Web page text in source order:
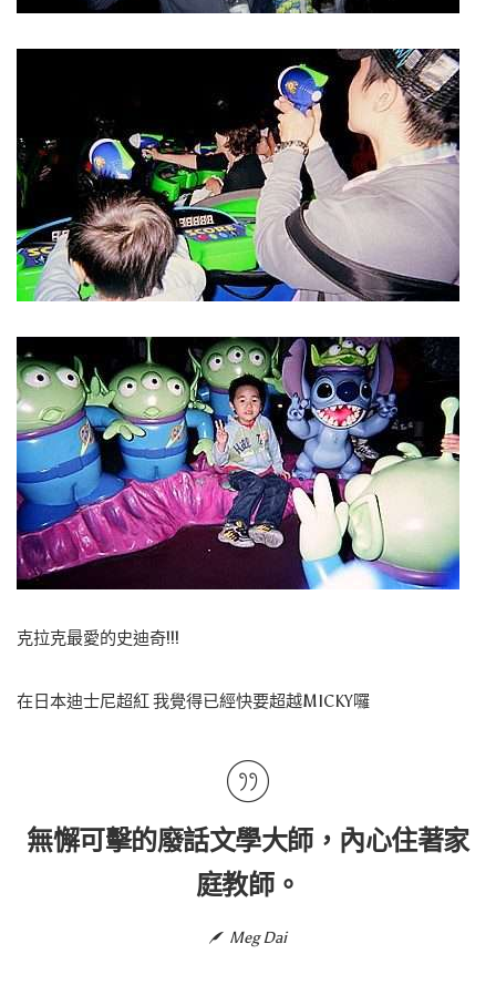
克拉克最愛的史迪奇!!!
在日本迪士尼超紅 我覺得已經快要超越MICKY囉
無懈可擊的廢話文學大師，內心住著家
庭教師。
Meg Dai